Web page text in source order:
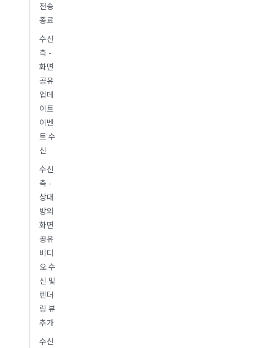
전송
종료
수신
측 -
화면
공유
업데
이트
이벤
트 수
신
수신
측 -
상대
방의
화면
공유
비디
오 수
신 및
렌더
링 뷰
추가
수신